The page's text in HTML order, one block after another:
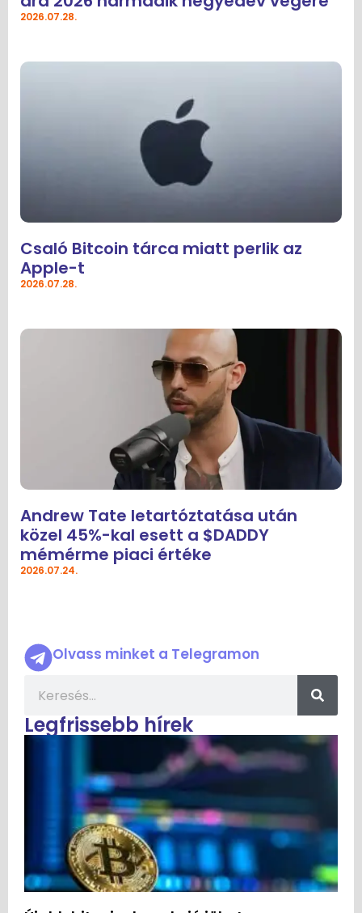
2026.07.28.
Csaló Bitcoin tárca miatt perlik az
Apple-t
2026.07.28.
Andrew Tate letartóztatása után
közel 45%-kal esett a $DADDY
mémérme piaci értéke
2026.07.24.
Olvass minket a Telegramon
Legfrissebb hírek